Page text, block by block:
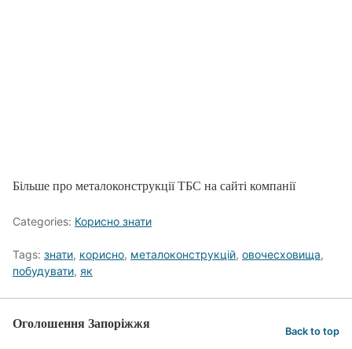
Більше про металоконструкції ТБС на сайті компанії
Categories: Корисно знати
Tags: знати, корисно, металоконструкцій, овочесховища,
побудувати, як
Оголошення Запоріжжя Back to top